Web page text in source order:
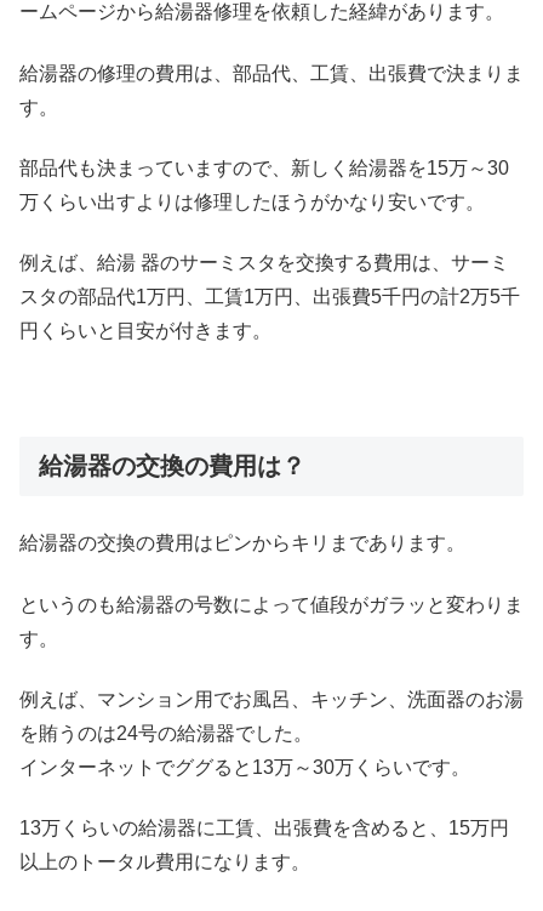
ームページから給湯器修理を依頼した経緯があります。
給湯器の修理の費用は、部品代、工賃、出張費で決まりま
す。
部品代も決まっていますので、新しく給湯器を15万～30
万くらい出すよりは修理したほうがかなり安いです。
例えば、給湯 器のサーミスタを交換する費用は、サーミ
スタの部品代1万円、工賃1万円、出張費5千円の計2万5千
円くらいと目安が付きます。
給湯器の交換の費用は？
給湯器の交換の費用はピンからキリまであります。
というのも給湯器の号数によって値段がガラッと変わりま
す。
例えば、マンション用でお風呂、キッチン、洗面器のお湯
を賄うのは24号の給湯器でした。
インターネットでググると13万～30万くらいです。
13万くらいの給湯器に工賃、出張費を含めると、15万円
以上のトータル費用になります。